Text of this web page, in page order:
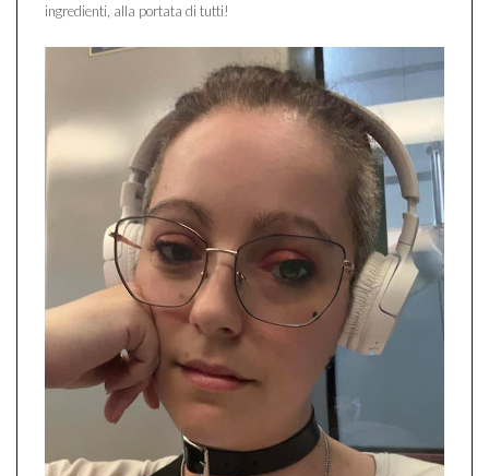
ingredienti, alla portata di tutti!